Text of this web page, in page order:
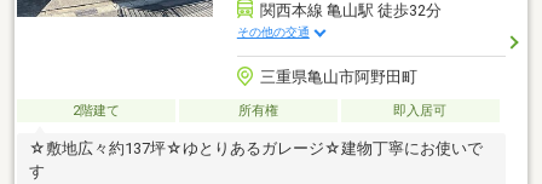
関西本線 亀山駅 徒歩32分
その他の交通
三重県亀山市阿野田町
2階建て 所有権 即入居可
☆敷地広々約137坪☆ゆとりあるガレージ☆建物丁寧にお使いで
す